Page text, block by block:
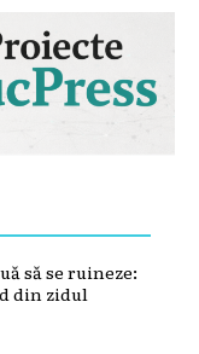
să se ruineze:
din zidul